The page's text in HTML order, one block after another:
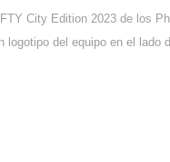
City Edition 2023 de los
logotipo del equipo en el lado